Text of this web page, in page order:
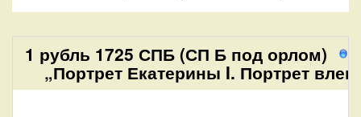
1 рубль 1725 СПБ (СП Б под орлом)
„Портрет Екатерины I. Портрет